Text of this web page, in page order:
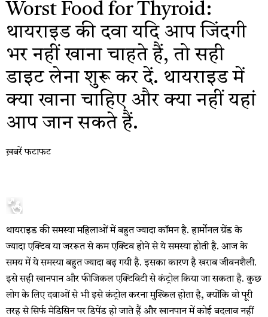
Worst Food for Thyroid:
थायराइड की दवा यदि आप जिंदगी
भर नहीं खाना चाहते हैं, तो सही
डाइट लेना शुरू कर दें. थायराइड में
क्या खाना चाहिए और क्या नहीं यहां
आप जान सकते हैं.
ख़बरें फटाफट
थायराइड की समस्या महिलाओं में बहुत ज्यादा कॉमन है. हार्मोनल ग्रेंड के
ज्यादा एक्टिव या जररूत से कम एक्टिव होने से ये समस्या होती है. आज के
समय में ये समस्या बहुत ज्यादा बढ़ गयी है. इसका कारण है खराब जीवनशैली.
इसे सही खानपान और फीजिकल एक्टिविटी से कंट्रोल किया जा सकता है. कुछ
लोग के लिए दवाओं से भी इसे कंट्रोल करना मुश्किल होता है, क्योंकि वो पूरी
तरह से सिर्फ मेडिसिन पर डिपेंड हो जाते हैं और खानपान में कोई बदलाव नहीं